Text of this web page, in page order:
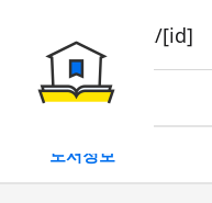
book/rent/[id]
대여
도서정보